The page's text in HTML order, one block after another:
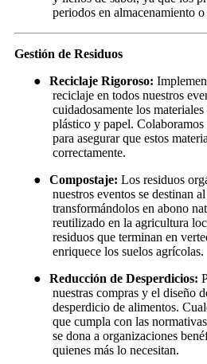
periodos en almacenamiento o
Gestión de Residuos
●
Reciclaje Rigoroso:
reciclaje en todos nuestros
cuidadosamente los
plástico y papel.
para asegurar que estos
correctamente.
●
Compostaje: Los residuos
nuestros eventos se destinan
transformándolos en abono
reutilizado en la agricultura
residuos que terminan en
enriquece los suelos agrícolas.
●
Reducción de Desperdicios:
nuestras compras y el diseño
desperdicio de alimentos.
que cumpla con las
se dona a organizaciones
quienes más lo necesitan.